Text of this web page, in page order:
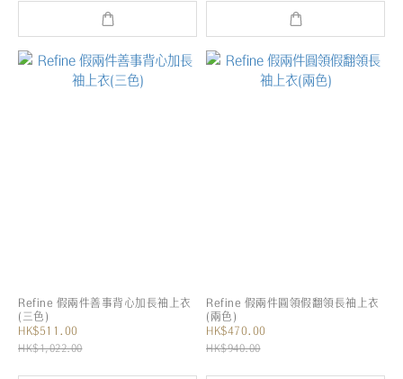
Refine 假兩件善事背心加長袖上衣
(三色)
HK$511.00
HK$1,022.00
Refine 假兩件圓領假翻領長袖上衣
(兩色)
HK$470.00
HK$940.00